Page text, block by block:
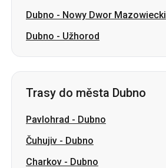
Dubno - Nowy Dwor Mazowiecki
Dubno - Užhorod
Trasy do města Dubno
Pavlohrad - Dubno
Čuhujiv - Dubno
Charkov - Dubno